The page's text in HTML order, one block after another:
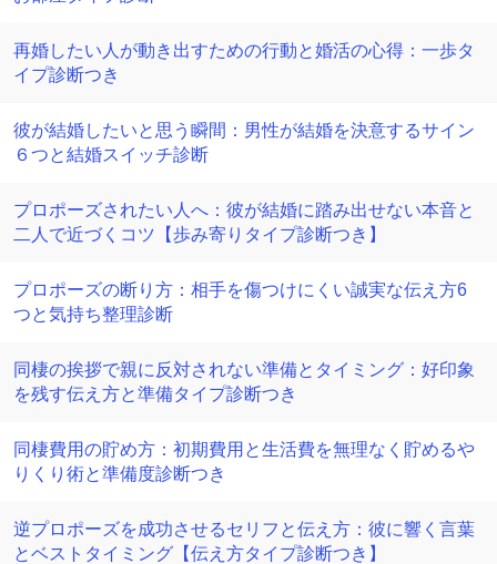
再婚したい人が動き出すための行動と婚活の心得：一歩タ
イプ診断つき
彼が結婚したいと思う瞬間：男性が結婚を決意するサイン
６つと結婚スイッチ診断
プロポーズされたい人へ：彼が結婚に踏み出せない本音と
二人で近づくコツ【歩み寄りタイプ診断つき】
プロポーズの断り方：相手を傷つけにくい誠実な伝え方6
つと気持ち整理診断
同棲の挨拶で親に反対されない準備とタイミング：好印象
を残す伝え方と準備タイプ診断つき
同棲費用の貯め方：初期費用と生活費を無理なく貯めるや
りくり術と準備度診断つき
逆プロポーズを成功させるセリフと伝え方：彼に響く言葉
とベストタイミング【伝え方タイプ診断つき】